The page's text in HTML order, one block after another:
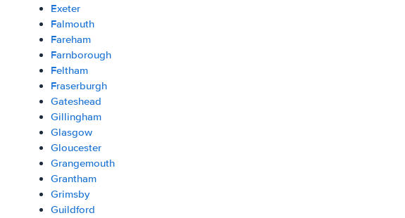
Exeter
Falmouth
Fareham
Farnborough
Feltham
Fraserburgh
Gateshead
Gillingham
Glasgow
Gloucester
Grangemouth
Grantham
Grimsby
Guildford